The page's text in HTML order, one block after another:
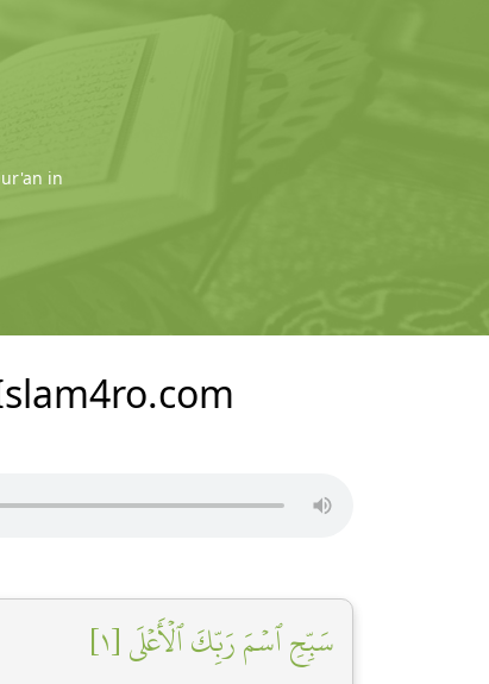
in
سَبِّحِ ٱسۡمَ رَبِّكَ ٱلۡأَعۡلَى [١]